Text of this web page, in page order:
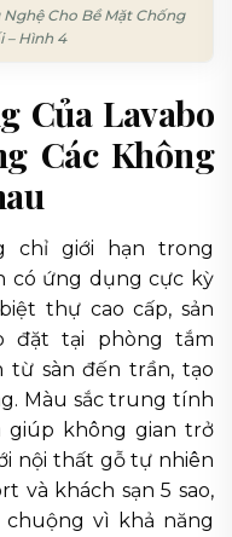
Cho Bề Mặt Chống
– Hình 4
Của Lavabo
Các Không
chỉ giới hạn trong
có ứng dụng cực kỳ
thự cao cấp, sản
đặt tại phòng tắm
từ sàn đến trần, tạo
Màu sắc trung tính
giúp không gian trở
nội thất gỗ tự nhiên
và khách sạn 5 sao,
chuộng vì khả năng